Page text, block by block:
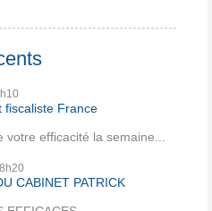
fiscaliste France
efficacité la semaine...
CABINET PATRICK